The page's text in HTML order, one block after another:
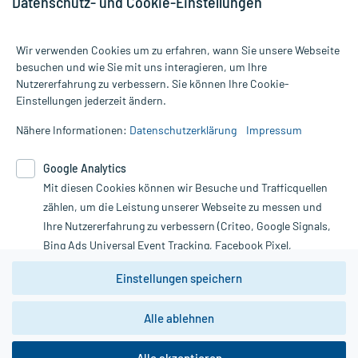
Alle Preise gelten inkl. MwSt., ggf. zzgl. Versandkosten
Informationen auf dieser Website werden ausschließlich für
die Untersuchung und Behandlung durch einen Arzt. Bitte
Therapien eingeleitet werden können. | Diese Webseite benutzt
Google Analytics. Lesen Sie bitte dazu die wichtigen Hinweise in
unserer Datenschutzerklärung. Für den Widerruf einer Bestellung
nutzen Sie das Formular:
Vertrag widerrufen
*Hinweise zu unseren Aktionen und Bewertungen
Wir verwenden Cookies um zu erfahren, wann Sie unsere Webseite
besuchen und wie Sie mit uns interagieren, um Ihre
Nutzererfahrung zu verbessern. Sie können Ihre Cookie-
Einstellungen jederzeit ändern.
Nähere Informationen: Datenschutzerklärung Impressum
Google Analytics
Mit diesen Cookies können wir Besuche und Trafficquellen
zählen, um die Leistung unserer Webseite zu messen und
Ihre Nutzererfahrung zu verbessern (Criteo, Google Signals,
Bing Ads Universal Event Tracking, Facebook Pixel,
Youtube-Social Plugin).
Wir weisen darauf hin, dass die
zwingend den Europäischen Anforderungen gem. EU-
DSGVO genügen und ein Datentransfer in Drittstaaten bzw.
Einstellungen speichern
Alle ablehnen